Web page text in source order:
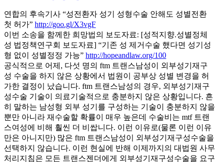
연합의 후속기사 “성전환자 성기 성형수술 안해도 성별전환
첫 허가” http://goo.gl/X3vgF
이번 소송을 함께한 희망법의 보도자료: [성적지향.성별정체
성 법정책연구회 보도자료] “기존 성 제거수술 했다면 성기성
형 없이 성별정정 가능” http://hopeandlaw.org/100
공식적으로 어제, 다섯 명의 ftm 트랜스남성이 외부성기재구
성 수술을 하지 않은 상황에서 법원이 공부상 성별 변경을 허
가한 결정이 났습니다. ftm 트랜스남성의 경우, 외부성기재구
성수술 기술이 의료기술적으로 충분하지 않은 상황입니다. 흔
히 말하는 남성형 외부 성기를 구성하는 기술이 충분하지 않을
뿐만 아니라 재수술할 확률이 매우 높은데 수술비는 mtf 트랜
스여성에 비해 훨씬 더 비쌉니다. 이런 이유로(물론 이런 이유
만은 아니지만) 많은 ftm 트랜스남성이 외부성기재구성수술을
선택하지 않습니다. 이런 현실에 반해 이제까지의 대법원 사무
처리지침은 모든 트랜스젠더에게 외부성기재구성수술을 요구